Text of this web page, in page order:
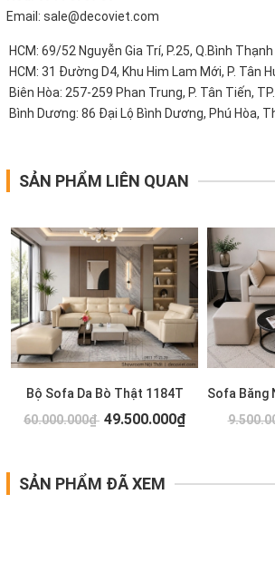
Email: sale@decoviet.com
HCM: 69/52 Nguyễn Gia Trí, P.25, Q.Bình
HCM: 31 Đường D4, Khu Him Lam Mới, P. Tân
Biên Hòa: 257-259 Phan Trung, P. Tân Tiến, TP.
Bình Dương: 86 Đại Lộ Bình Dương, Phú Hòa,
SẢN PHẨM LIÊN QUAN
Bộ Sofa Da Bò Thật 1184T
60.000.000₫ 49.500.000₫
SẢN PHẨM ĐÃ XEM